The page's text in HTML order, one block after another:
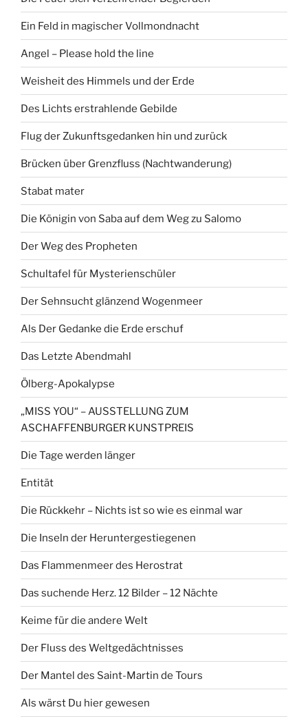
Ein Feld in magischer Vollmondnacht
Angel – Please hold the line
Weisheit des Himmels und der Erde
Des Lichts erstrahlende Gebilde
Flug der Zukunftsgedanken hin und zurück
Brücken über Grenzfluss (Nachtwanderung)
Stabat mater
Die Königin von Saba auf dem Weg zu Salomo
Der Weg des Propheten
Schultafel für Mysterienschüler
Der Sehnsucht glänzend Wogenmeer
Als Der Gedanke die Erde erschuf
Das Letzte Abendmahl
Ölberg-Apokalypse
„MISS YOU“ – AUSSTELLUNG ZUM
ASCHAFFENBURGER KUNSTPREIS
Die Tage werden länger
Entität
Die Rückkehr – Nichts ist so wie es einmal war
Die Inseln der Heruntergestiegenen
Das Flammenmeer des Herostrat
Das suchende Herz. 12 Bilder – 12 Nächte
Keime für die andere Welt
Der Fluss des Weltgedächtnisses
Der Mantel des Saint-Martin de Tours
Als wärst Du hier gewesen